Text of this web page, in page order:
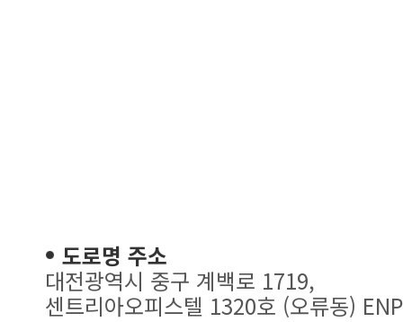
도로명 주소
대전광역시 중구 계백로 1719,
센트리아오피스텔 1320호 (오류동)